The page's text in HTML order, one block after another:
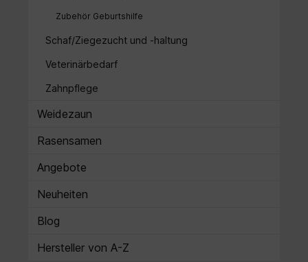
Zubehör Geburtshilfe
Schaf/Ziegezucht und -haltung
Veterinärbedarf
Zahnpflege
Weidezaun
Rasensamen
Angebote
Neuheiten
Blog
Hersteller von A-Z